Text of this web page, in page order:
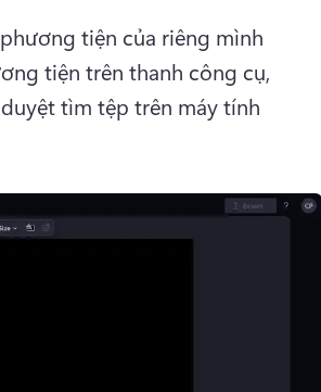
tiện của riêng mình
tiện trên thanh công cụ,
tìm tệp trên máy tính